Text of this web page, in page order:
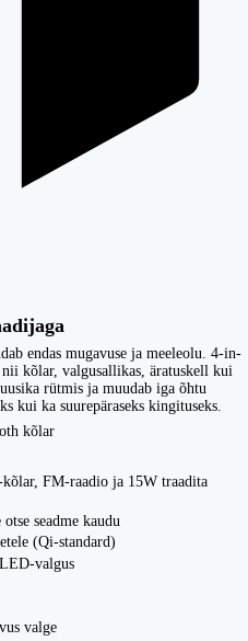
endas mugavuse ja meeleolu. 4-in-
kõlar, valgusallikas, äratuskell kui
rütmis ja muudab iga õhtu
kui ka suurepäraseks kingituseks.
kõlar
FM-raadio ja 15W traadita
seadme kaudu
(Qi-standard)
valgus
valge